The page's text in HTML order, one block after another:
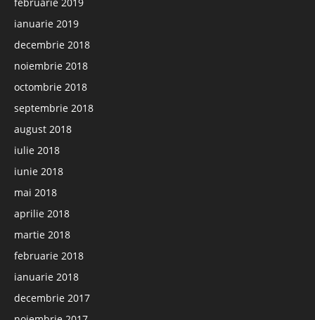
ianuarie 2019
decembrie 2018
noiembrie 2018
octombrie 2018
septembrie 2018
august 2018
iulie 2018
iunie 2018
mai 2018
aprilie 2018
martie 2018
februarie 2018
ianuarie 2018
decembrie 2017